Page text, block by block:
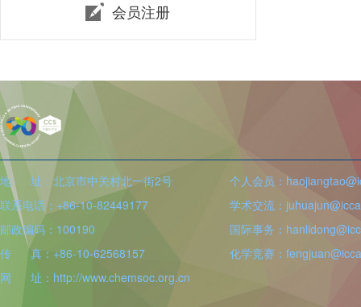
会员注册
地 址：北京市中关村北一街2号
联系电话：+86-10-82449177
邮政编码：100190
传 真：+86-10-62568157
网 址：http://www.chemsoc.org.cn
个人会员：
学术交流：
国际事务：
化学竞赛：